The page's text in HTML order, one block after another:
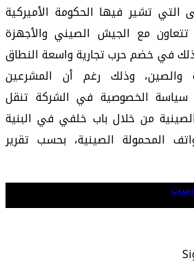
التي تشير فيها الحكومة الأميركية
مع الجيش الصيني والأجهزة
في خضم حرب تجارية واسعة النطاق
والصين، وذلك رغم أن المشرعين
سياسة الخصوصية في الشركة تنقل
الصينية من خلال باب خلفي في البنية
المحمولة الصينية، بحسب تقرير